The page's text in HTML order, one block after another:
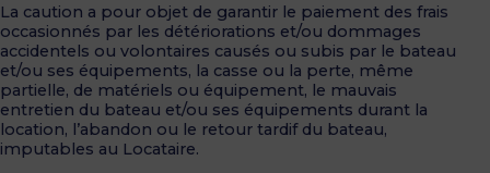
La caution a pour objet de garantir le paiement des frais
occasionnés par les détériorations et/ou dommages
accidentels ou volontaires causés ou subis par le bateau
et/ou ses équipements, la casse ou la perte, même
partielle, de matériels ou équipement, le mauvais
entretien du bateau et/ou ses équipements durant la
location, l’abandon ou le retour tardif du bateau,
imputables au Locataire.